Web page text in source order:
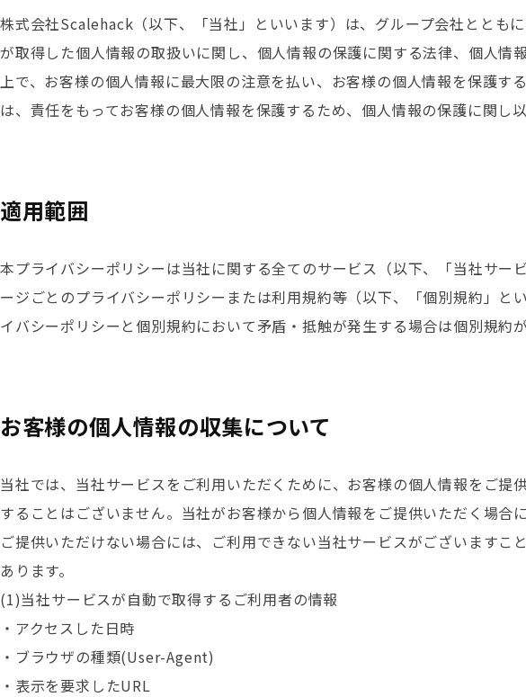
株式会社Scalehack（以下、「当社」といいます）は、グループ会社ととも
が取得した個人情報の取扱いに関し、個人情報の保護に関する法律、個人
上で、お客様の個人情報に最大限の注意を払い、お客様の個人情報を保護
は、責任をもってお客様の個人情報を保護するため、個人情報の保護に関し
適用範囲
本プライバシーポリシーは当社に関する全てのサービス（以下、「当社サ
ージごとのプライバシーポリシーまたは利用規約等（以下、「個別規約」
イバシーポリシーと個別規約において矛盾・抵触が発生する場合は個別規約が
お客様の個人情報の収集について
当社では、当社サービスをご利用いただくために、お客様の個人情報をご
することはございません。当社がお客様から個人情報をご提供いただく場
ご提供いただけない場合には、ご利用できない当社サービスがございます
あります。
(1)当社サービスが自動で取得するご利用者の情報
・アクセスした日時
・ブラウザの種類(User-Agent)
・表示を要求したURL